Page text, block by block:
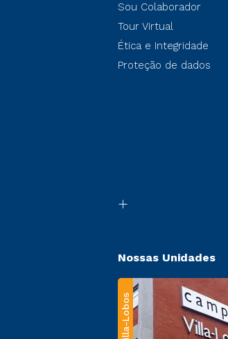
Sou Colaborador
Tour Virtual
Ética e Integridade
Proteção de dados
Nossas Unidades
Villa-Lobos